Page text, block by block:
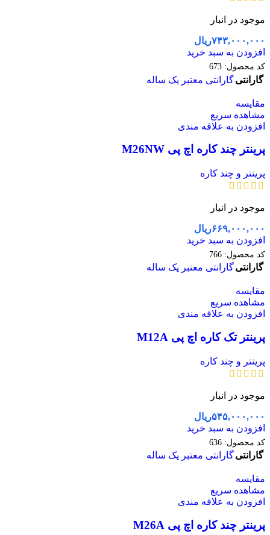
موجود در انبار
۷۴۳,۰۰۰,۰۰۰ریال
افزودن به سبد خرید
کد محصول: 673
گارانتیگارانتی معتبر یک ساله
مقایسه
مشاهده سریع
افزودن به علاقه مندی
پرینتر چند کاره اچ پی M26NW
پرینتر و چند کاره
موجود در انبار
۶۶۹,۰۰۰,۰۰۰ریال
افزودن به سبد خرید
کد محصول: 766
گارانتیگارانتی معتبر یک ساله
مقایسه
مشاهده سریع
افزودن به علاقه مندی
پرینتر تک کاره اچ پی M12A
پرینتر و چند کاره
موجود در انبار
۵۴۵,۰۰۰,۰۰۰ریال
افزودن به سبد خرید
کد محصول: 636
گارانتیگارانتی معتبر یک ساله
مقایسه
مشاهده سریع
افزودن به علاقه مندی
پرینتر چند کاره اچ پی M26A